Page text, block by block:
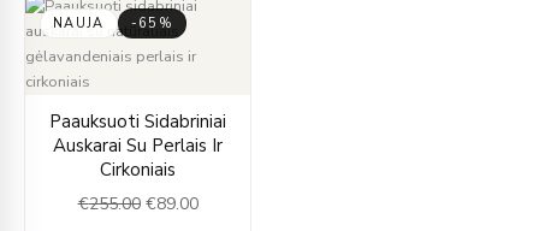
NAUJA -65%
Paauksuoti Sidabriniai
Auskarai Su Perlais Ir
Cirkoniais
€255.00
price
was:
€255.00.
€89.00
price
is: